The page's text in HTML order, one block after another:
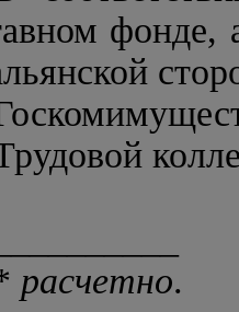
фонде,
расчетно.